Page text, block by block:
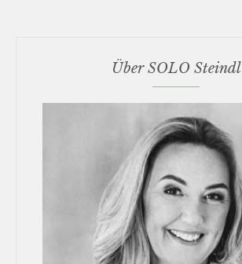
Über SOLO Steindl